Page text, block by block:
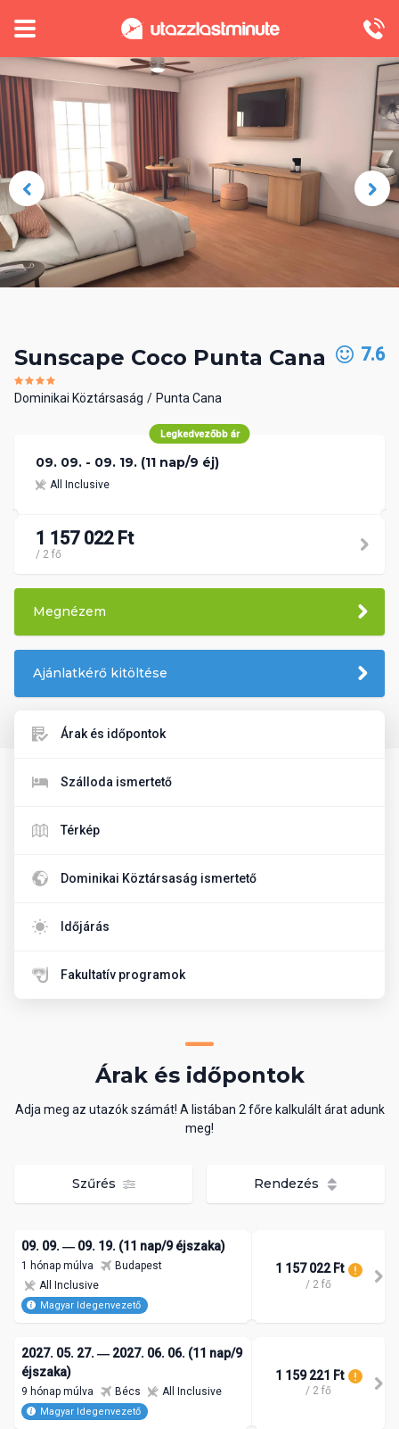
Sunscape Coco Punta Cana
Dominikai Köztársaság Punta Cana
7.6
Legkedvezőbb ár
09. 09. - 09. 19. (11 nap/9 éj)
All Inclusive
1 157 022 Ft
/ 2 fő
Megnézem
Ajánlatkérő kitöltése
Árak és időpontok
Szálloda ismertető
Térkép
Dominikai Köztársaság ismertető
Időjárás
Fakultatív programok
Árak és időpontok
Adja meg az utazók számát! A listában 2 főre kalkulált árat adunk
meg!
Szűrés Rendezés
09. 09. ― 09. 19. (11 nap/9 éjszaka)
1 hónap múlva
Budapest
All Inclusive
Magyar Idegenvezető
1 157 022 Ft
/ 2 fő
2027. 05. 27. ― 2027. 06. 06. (11 nap/9
éjszaka)
9 hónap múlva Bécs All Inclusive
Magyar Idegenvezető
1 159 221 Ft
/ 2 fő